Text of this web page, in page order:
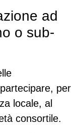
ad
o sub-
per
locale, al
consortile.